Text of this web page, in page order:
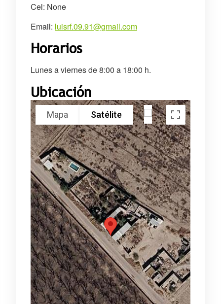
Cel: None
Email: luisrf.09.91@gmail.com
Horarios
Lunes a viernes de 8:00 a 18:00 h.
Ubicación
Mapa Satélite